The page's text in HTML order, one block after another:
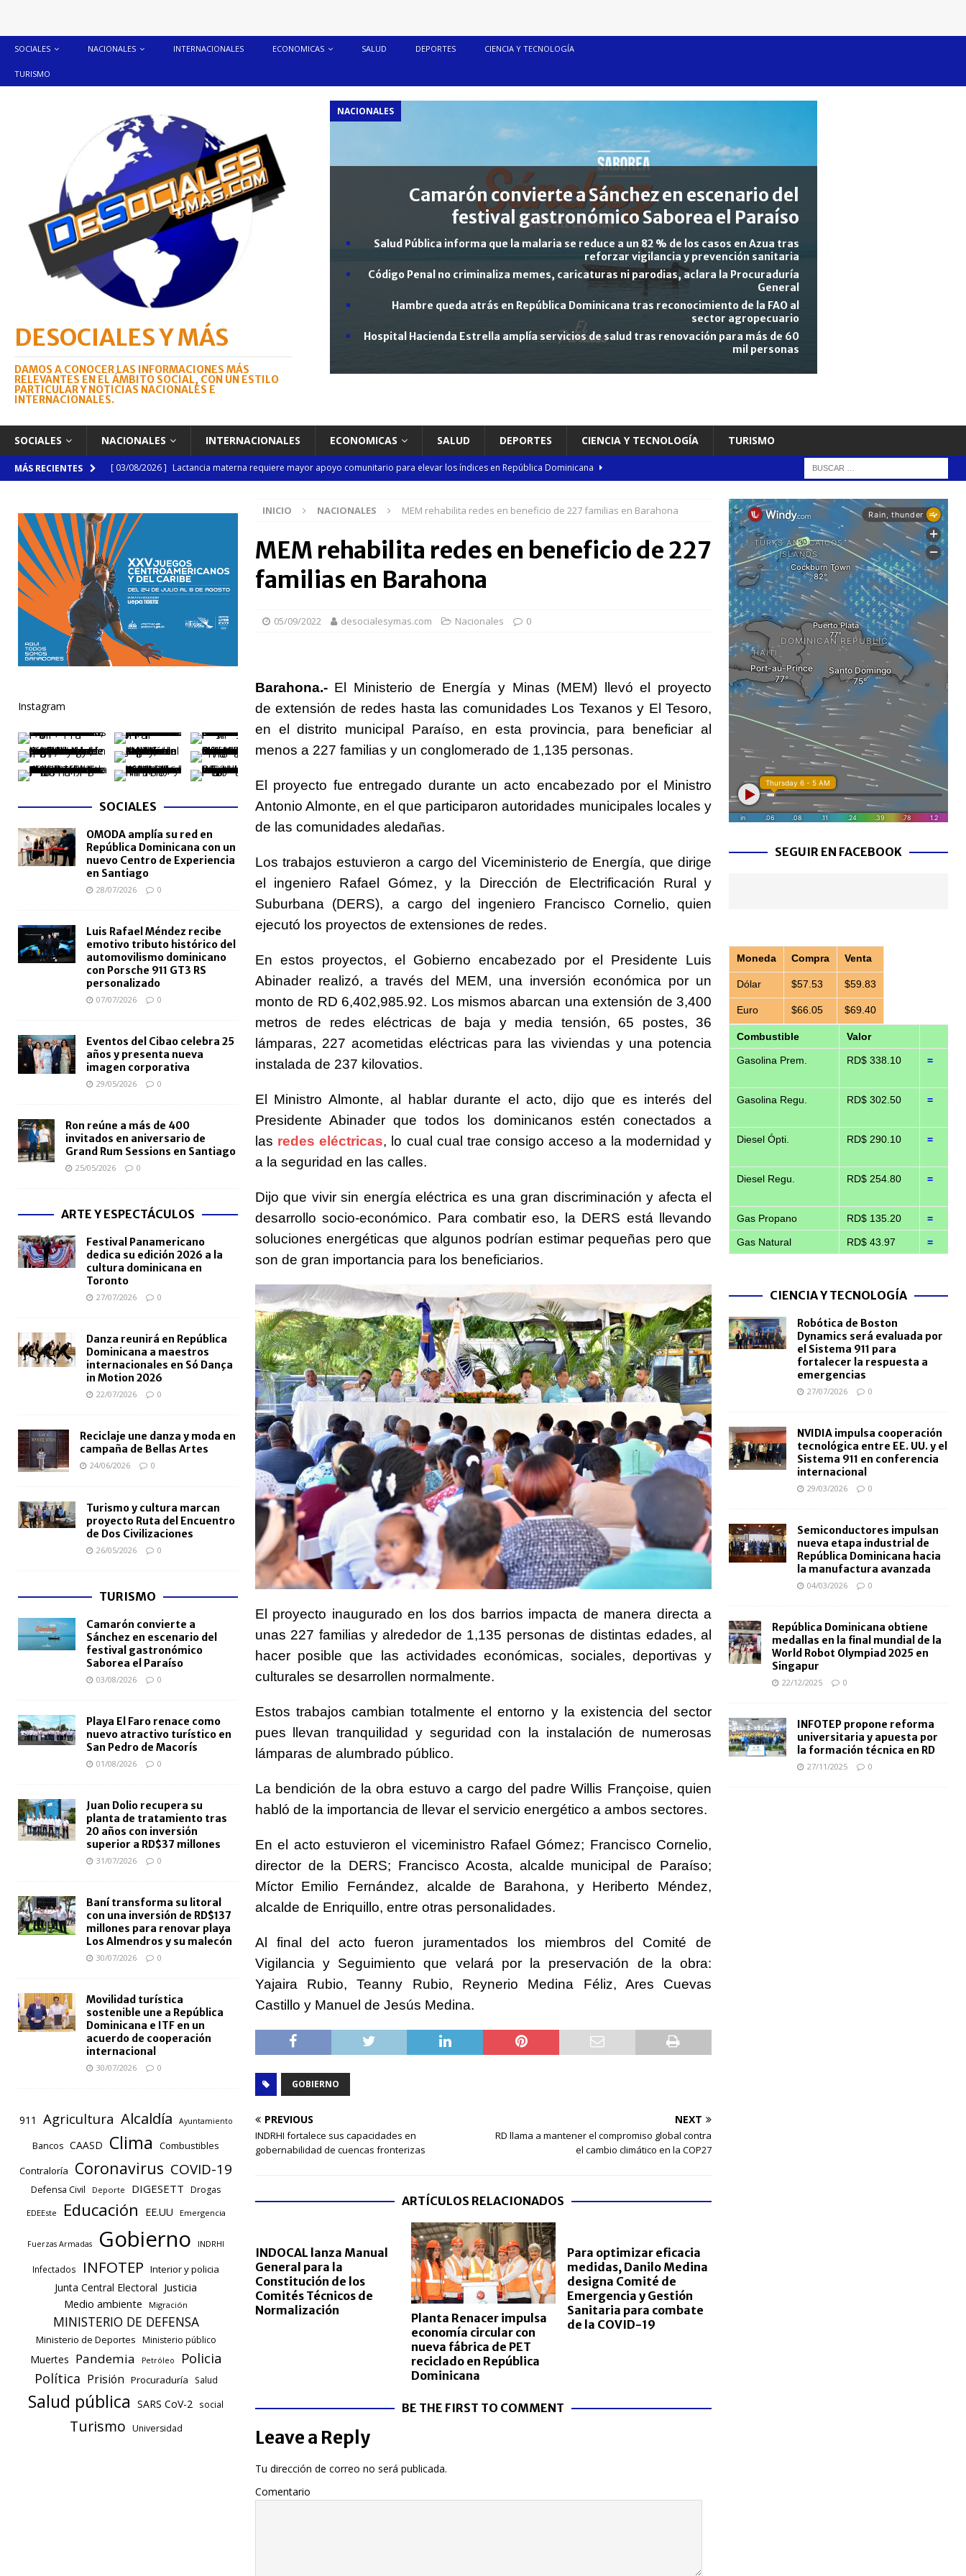
SOCIALES NACIONALES INTERNACIONALES ECONOMICAS SALUD DEPORTES CIENCIA Y TECNOLOGÍA
TURISMO
DESOCIALES Y MÁS
DAMOS A CONOCER LAS INFORMACIONES MÁS
RELEVANTES EN EL ÁMBITO SOCIAL, CON UN ESTILO
PARTICULAR Y NOTICIAS NACIONALES E
INTERNACIONALES.
NACIONALES
Camarón convierte a Sánchez en escenario del
festival gastronómico Saborea el Paraíso
Salud Pública informa que la malaria se reduce a un 82 % de los casos en Azua tras
reforzar vigilancia y prevención sanitaria
Código Penal no criminaliza memes, caricaturas ni parodias, aclara la Procuraduría
General
Hambre queda atrás en República Dominicana tras reconocimiento de la FAO al
sector agropecuario
Hospital Hacienda Estrella amplía servicios de salud tras renovación para más de 60
mil personas
SOCIALES NACIONALES INTERNACIONALES ECONOMICAS SALUD DEPORTES CIENCIA Y TECNOLOGÍA TURISMO
MÁS RECIENTES [ 03/08/2026 ] Lactancia materna requiere mayor apoyo comunitario para elevar los índices en República Dominicana
[ 03/08/2026 ] Tribunal Superior Electoral pondrá en circulación edición especial de Justicia Electoral dedicada a la Cátedra
Dr. Julio Brea Franco
NACIONALES
[ 03/08/2026 ] Subasta de Bienes Nacionales supera los RD$57 millones en recaudación durante la segunda jornada del año
NACIONALES
[ 04/08/2026 ]
Código Penal reúne a periodistas en taller encabezado por la procuradora Yeni Berenice Reynoso
NACIONALES
[ 04/08/2026 ]
Arritmia puede explicar por qué el corazón se acelera o parece saltarse latidos
Amistad 2026 llevará atención médica gratuita y capacitación sanitaria a La Vega
SALUD
Migración somete a la justicia a hombre acusado de agredir agentes durante operativo en Hato Mayor
NACIONALES
[ 04/08/2026 ]
Derecho de autor alcanza cifra récord con más de 34 mil obras registradas por la ONDA en el primer
semestre de 2026
NACIONALES
[ 04/08/2026 ] Turismo dominicano rompe récord con 7,7 millones de visitantes hasta julio de 2026
NACIONALES
[ 03/08/2026 ] Camarón convierte a Sánchez en escenario del festival gastronómico Saborea el Paraíso
INICIO NACIONALES MEM rehabilita redes en beneficio de 227 familias en Barahona
MEM rehabilita redes en beneficio de 227
familias en Barahona
05/09/2022 desocialesymas.com Nacionales 0
Barahona.-El Ministerio de Energía y Minas (MEM) llevó el proyecto
de extensión de redes hasta las comunidades Los Texanos y El Tesoro,
en el distrito municipal Paraíso, en esta provincia, para beneficiar al
menos a 227 familias y un conglomerado de 1,135 personas.
El proyecto fue entregado durante un acto encabezado por el Ministro
Antonio Almonte, en el que participaron autoridades municipales locales y
de las comunidades aledañas.
Los trabajos estuvieron a cargo del Viceministerio de Energía, que dirige
el ingeniero Rafael Gómez, y la Dirección de Electrificación Rural y
Suburbana (DERS), a cargo del ingeniero Francisco Cornelio, quien
ejecutó los proyectos de extensiones de redes.
En estos proyectos, el Gobierno encabezado por el Presidente Luis
Abinader realizó, a través del MEM, una inversión económica por un
monto de RD 6,402,985.92. Los mismos abarcan una extensión de 3,400
metros de redes eléctricas de baja y media tensión, 65 postes, 36
lámparas, 227 acometidas eléctricas para las viviendas y una potencia
instalada de 237 kilovatios.
El Ministro Almonte, al hablar durante el acto, dijo que es interés del
Presidente Abinader que todos los dominicanos estén conectados a
las redes eléctricas, lo cual cual trae consigo acceso a la modernidad y
a la seguridad en las calles.
Dijo que vivir sin energía eléctrica es una gran discriminación y afecta el
desarrollo socio-económico. Para combatir eso, la DERS está llevando
soluciones energéticas que algunos podrían estimar pequeñas pero que
son de gran importancia para los beneficiarios.
El proyecto inaugurado en los dos barrios impacta de manera directa a
unas 227 familias y alrededor de 1,135 personas de distintas edades, al
hacer posible que las actividades económicas, sociales, deportivas y
culturales se desarrollen normalmente.
Estos trabajos cambian totalmente el entorno y la existencia del sector
pues llevan tranquilidad y seguridad con la instalación de numerosas
lámparas de alumbrado público.
La bendición de la obra estuvo a cargo del padre Willis Françoise, quien
habló de la importancia de llevar el servicio energético a ambos sectores.
En el acto estuvieron el viceministro Rafael Gómez; Francisco Cornelio,
director de la DERS; Francisco Acosta, alcalde municipal de Paraíso;
Míctor Emilio Fernández, alcalde de Barahona, y Heriberto Méndez,
alcalde de Enriquillo, entre otras personalidades.
Al final del acto fueron juramentados los miembros del Comité de
Vigilancia y Seguimiento que velará por la preservación de la obra:
Yajaira Rubio, Teanny Rubio, Reynerio Medina Féliz, Ares Cuevas
Castillo y Manuel de Jesús Medina.
GOBIERNO
PREVIOUS
INDRHI fortalece sus capacidades en
gobernabilidad de cuencas fronterizas
NEXT
RD llama a mantener el compromiso global contra
el cambio climático en la COP27
ARTÍCULOS RELACIONADOS
INDOCAL lanza Manual
General para la
Constitución de los
Comités Técnicos de
Normalización
Planta Renacer impulsa
economía circular con
nueva fábrica de PET
reciclado en República
Dominicana
Para optimizar eficacia
medidas, Danilo Medina
designa Comité de
Emergencia y Gestión
Sanitaria para combate
de la COVID-19
BE THE FIRST TO COMMENT
Leave a Reply
Tu dirección de correo no será publicada.
Comentario
Instagram
SOCIALES
OMODA amplía su red en
República Dominicana con un
nuevo Centro de Experiencia
en Santiago
28/07/2026 0
Luis Rafael Méndez recibe
emotivo tributo histórico del
automovilismo dominicano
con Porsche 911 GT3 RS
personalizado
07/07/2026 0
Eventos del Cibao celebra 25
años y presenta nueva
imagen corporativa
29/05/2026 0
Ron reúne a más de 400
invitados en aniversario de
Grand Rum Sessions en Santiago
25/05/2026 0
ARTE Y ESPECTÁCULOS
Festival Panamericano
dedica su edición 2026 a la
cultura dominicana en
Toronto
27/07/2026 0
Danza reunirá en República
Dominicana a maestros
internacionales en Só Dança
in Motion 2026
22/07/2026 0
Reciclaje une danza y moda en
campaña de Bellas Artes
24/06/2026 0
Turismo y cultura marcan
proyecto Ruta del Encuentro
de Dos Civilizaciones
26/05/2026 0
TURISMO
Camarón convierte a
Sánchez en escenario del
festival gastronómico
Saborea el Paraíso
03/08/2026 0
Playa El Faro renace como
nuevo atractivo turístico en
San Pedro de Macorís
01/08/2026 0
Juan Dolio recupera su
planta de tratamiento tras
20 años con inversión
superior a RD$37 millones
31/07/2026 0
Baní transforma su litoral
con una inversión de RD$137
millones para renovar playa
Los Almendros y su malecón
30/07/2026 0
Movilidad turística
sostenible une a República
Dominicana e ITF en un
acuerdo de cooperación
internacional
30/07/2026 0
911 Agricultura Alcaldía Ayuntamiento
Bancos CAASD Clima
Combustibles
Contraloría
Coronavirus COVID-19
Defensa Civil Deporte DIGESETT Drogas
EDEEste Educación EE.UU Emergencia
Fuerzas Armadas Gobierno INDRHI
Infectados INFOTEP Interior y policia
Junta Central Electoral Justicia
Medio ambiente Migración
MINISTERIO DE DEFENSA
Ministerio de Deportes Ministerio público
Muertes Pandemia Petróleo Policia
Política Prisión Procuraduría Salud
Salud pública SARS CoV-2 social
Turismo Universidad
SEGUIR EN FACEBOOK
Moneda Compra Venta
Dólar $57.53 $59.83
Euro $66.05 $69.40
Combustible Valor
Gasolina Prem. RD$ 338.10 =
Gasolina Regu. RD$ 302.50 =
Diesel Ópti. RD$ 290.10 =
Diesel Regu. RD$ 254.80 =
Gas Propano RD$ 135.20 =
Gas Natural RD$ 43.97 =
CIENCIA Y TECNOLOGÍA
Robótica de Boston
Dynamics será evaluada por
el Sistema 911 para
fortalecer la respuesta a
emergencias
27/07/2026 0
NVIDIA impulsa cooperación
tecnológica entre EE. UU. y el
Sistema 911 en conferencia
internacional
29/03/2026 0
Semiconductores impulsan
nueva etapa industrial de
República Dominicana hacia
la manufactura avanzada
04/03/2026 0
República Dominicana obtiene
medallas en la final mundial de la
World Robot Olympiad 2025 en
Singapur
22/12/2025 0
INFOTEP propone reforma
universitaria y apuesta por
la formación técnica en RD
27/11/2025 0